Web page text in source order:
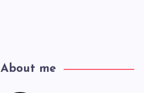
About me